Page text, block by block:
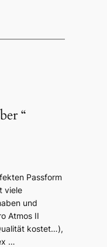
“
Passform
viele
und
Atmos II
kostet…),
…